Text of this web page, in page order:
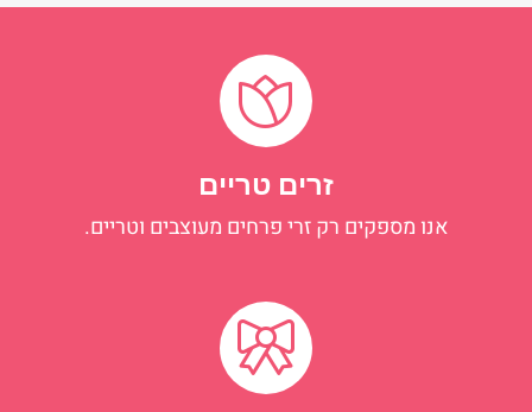
זרים טריים
אנו מספקים רק זרי פרחים מעוצבים וטריים.